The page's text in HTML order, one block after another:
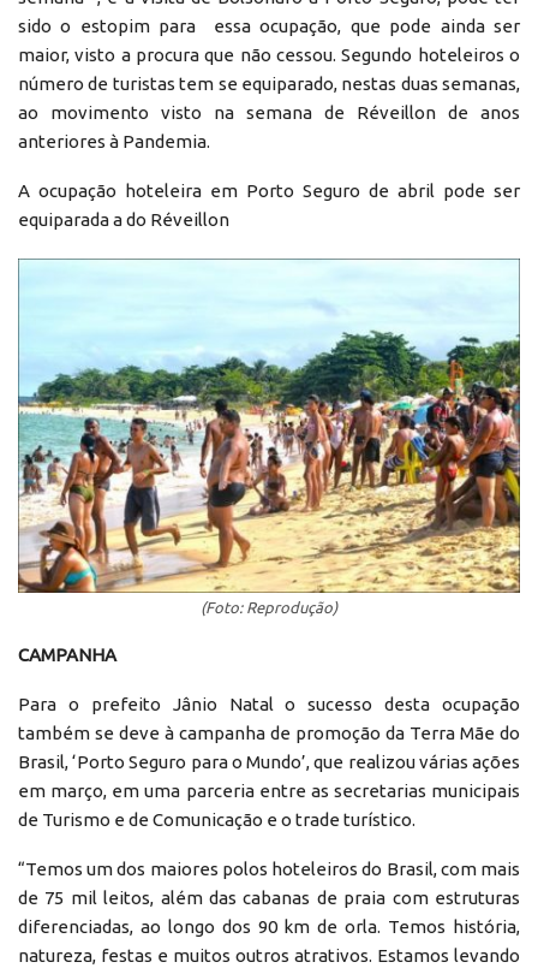
sido o estopim para essa ocupação, que pode ainda ser
maior, visto a procura que não cessou. Segundo hoteleiros o
número de turistas tem se equiparado, nestas duas semanas,
ao movimento visto na semana de Réveillon de anos
anteriores à Pandemia.
A ocupação hoteleira em Porto Seguro de abril pode ser
equiparada a do Réveillon
(Foto: Reprodução)
CAMPANHA
Para o prefeito Jânio Natal o sucesso desta ocupação
também se deve à campanha de promoção da Terra Mãe do
Brasil, ‘Porto Seguro para o Mundo’, que realizou várias ações
em março, em uma parceria entre as secretarias municipais
de Turismo e de Comunicação e o trade turístico.
“Temos um dos maiores polos hoteleiros do Brasil, com mais
de 75 mil leitos, além das cabanas de praia com estruturas
diferenciadas, ao longo dos 90 km de orla. Temos história,
natureza, festas e muitos outros atrativos. Estamos levando